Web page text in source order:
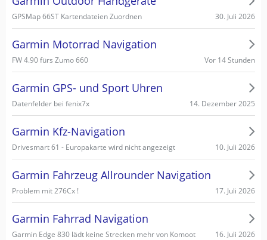
GPSMap 66ST Kartendateien Zuordnen 30. Juli 2026
Garmin Motorrad Navigation
FW 4.90 fürs Zumo 660 Vor 14 Stunden
Garmin GPS- und Sport Uhren
Datenfelder bei fenix7x 14. Dezember 2025
Garmin Kfz-Navigation
Drivesmart 61 - Europakarte wird nicht angezeigt 10. Juli 2026
Garmin Fahrzeug Allrounder Navigation
Problem mit 276Cx ! 17. Juli 2026
Garmin Fahrrad Navigation
Garmin Edge 830 lädt keine Strecken mehr von Komoot 16. Juli 2026